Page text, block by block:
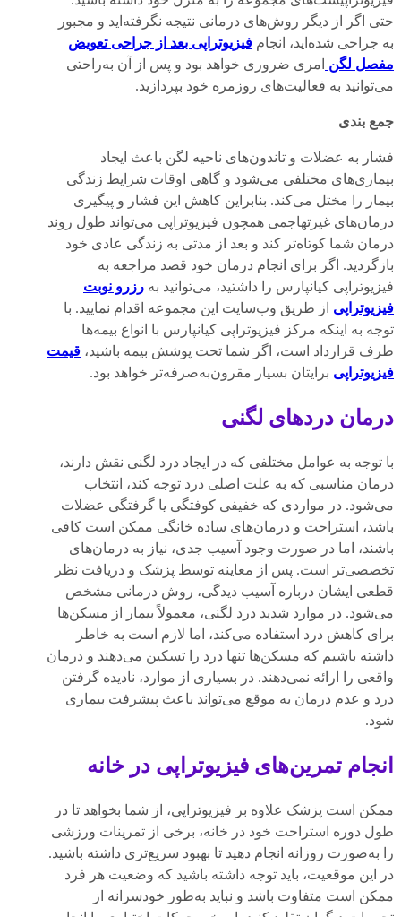
حتی اگر از دیگر روش‌های درمانی نتیجه نگرفته‌اید و مجبور
به جراحی شده‌اید، انجام فیزیوتراپی بعد از جراحی تعویض
مفصل لگن امری ضروری خواهد بود و پس از آن به‌راحتی
می‌توانید به فعالیت‌های روزمره خود بپردازید.
جمع بندی
فشار به عضلات و تاندون‌های ناحیه لگن باعث ایجاد
بیماری‌های مختلفی می‌شود و گاهی اوقات شرایط زندگی
بیمار را مختل می‌کند. بنابراین کاهش این فشار و پیگیری
درمان‌های غیرتهاجمی همچون فیزیوتراپی می‌تواند طول روند
درمان شما کوتاه‌تر کند و بعد از مدتی به زندگی عادی خود
بازگردید. اگر برای انجام درمان خود قصد مراجعه به
فیزیوتراپی کیانپارس را داشتید، می‌توانید به رزرو نوبت
فیزیوتراپی از طریق وب‌سایت این مجموعه اقدام نمایید. با
توجه به اینکه مرکز فیزیوتراپی کیانپارس با انواع بیمه‌ها
طرف قرارداد است، اگر شما تحت پوشش بیمه باشید، قیمت
فیزیوتراپی برایتان بسیار مقرون‌به‌صرفه‌تر خواهد بود.
درمان دردهای لگنی
با توجه به عوامل مختلفی که در ایجاد درد لگنی نقش دارند،
درمان مناسبی که به علت اصلی درد توجه کند، انتخاب
می‌شود. در مواردی که خفیفی کوفتگی یا گرفتگی عضلات
باشد، استراحت و درمان‌های ساده خانگی ممکن است کافی
باشند، اما در صورت وجود آسیب جدی، نیاز به درمان‌های
تخصصی‌تر است. پس از معاینه توسط پزشک و دریافت نظر
قطعی ایشان درباره آسیب دیدگی، روش درمانی مشخص
می‌شود. در موارد شدید درد لگنی، معمولاً بیمار از مسکن‌ها
برای کاهش درد استفاده می‌کند، اما لازم است به خاطر
داشته باشیم که مسکن‌ها تنها درد را تسکین می‌دهند و درمان
واقعی را ارائه نمی‌دهند. در بسیاری از موارد، نادیده گرفتن
درد و عدم درمان به موقع می‌تواند باعث پیشرفت بیماری
شود.
انجام تمرین‌های فیزیوتراپی در خانه
ممکن است پزشک علاوه بر فیزیوتراپی، از شما بخواهد تا در
طول دوره استراحت خود در خانه، برخی از تمرینات ورزشی
را به‌صورت روزانه انجام دهید تا بهبود سریع‌تری داشته باشید.
در این موقعیت، باید توجه داشته باشید که وضعیت هر فرد
ممکن است متفاوت باشد و نباید به‌طور خودسرانه از